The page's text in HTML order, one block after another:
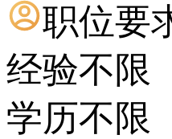
职位要
经验不限
学历不限